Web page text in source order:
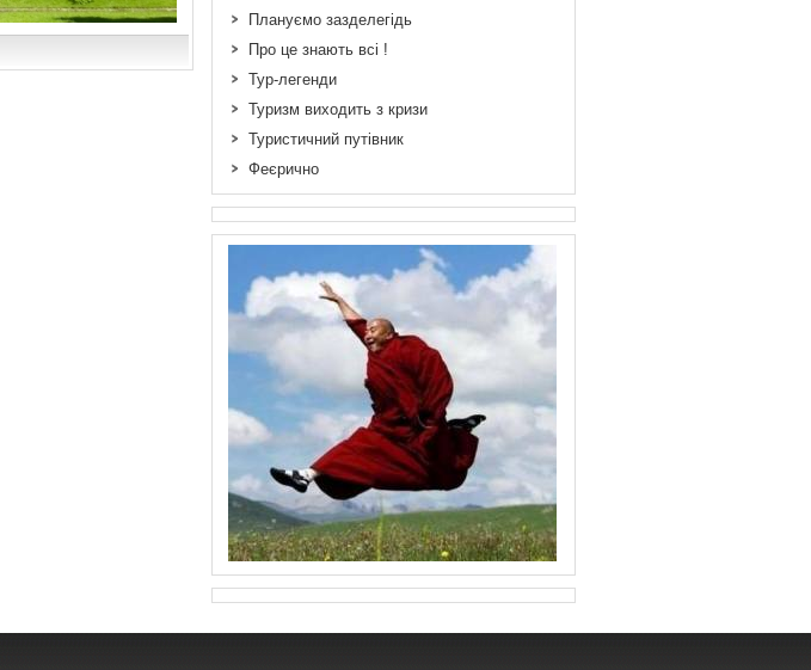
Плануємо зазделегідь
Про це знають всі !
Тур-легенди
Туризм виходить з кризи
Туристичний путівник
Феєрично